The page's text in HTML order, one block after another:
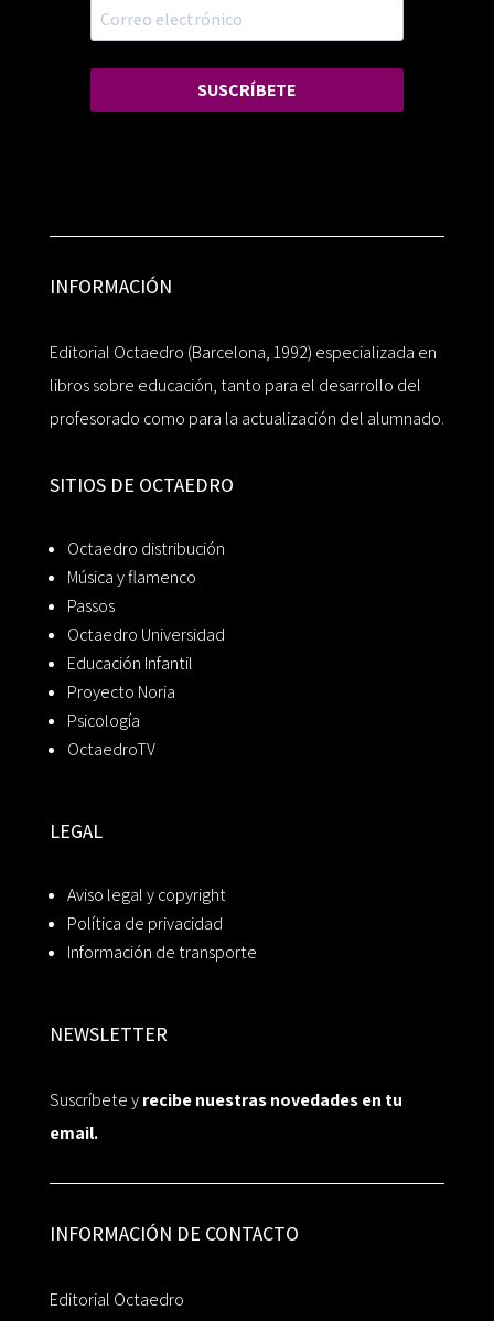
SUSCRÍBETE
INFORMACIÓN
Editorial Octaedro (Barcelona, 1992) especializada en
libros sobre educación, tanto para el desarrollo del
profesorado como para la actualización del alumnado.
SITIOS DE OCTAEDRO
Octaedro distribución
Música y flamenco
Passos
Octaedro Universidad
Educación Infantil
Proyecto Noria
Psicología
OctaedroTV
LEGAL
Aviso legal y copyright
Política de privacidad
Información de transporte
NEWSLETTER
Suscríbete yrecibe nuestras novedades en tu
email.
INFORMACIÓN DE CONTACTO
Editorial Octaedro